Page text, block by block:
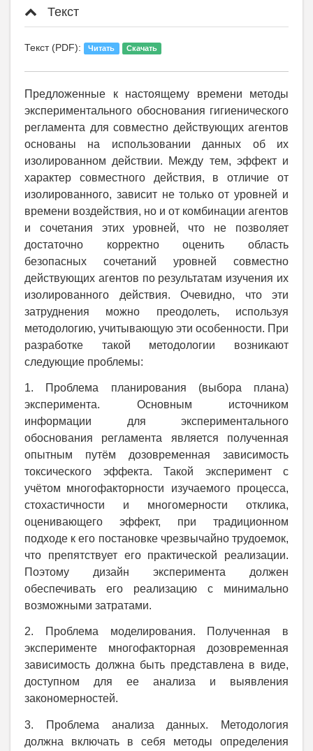
Текст
Текст (PDF): Читать Скачать
Предложенные к настоящему времени методы
экспериментального обоснования гигиенического
регламента для совместно действующих агентов
основаны на использовании данных об их
изолированном действии. Между тем, эффект и
характер совместного действия, в отличие от
изолированного, зависит не только от уровней и
времени воздействия, но и от комбинации агентов
и сочетания этих уровней, что не позволяет
достаточно корректно оценить область
безопасных сочетаний уровней совместно
действующих агентов по результатам изучения их
изолированного действия. Очевидно, что эти
затруднения можно преодолеть, используя
методологию, учитывающую эти особенности. При
разработке такой методологии возникают
следующие проблемы:
1. Проблема планирования (выбора плана)
эксперимента. Основным источником
информации для экспериментального
обоснования регламента является полученная
опытным путём дозовременная зависимость
токсического эффекта. Такой эксперимент с
учётом многофакторности изучаемого процесса,
стохастичности и многомерности отклика,
оценивающего эффект, при традиционном
подходе к его постановке чрезвычайно трудоемок,
что препятствует его практической реализации.
Поэтому дизайн эксперимента должен
обеспечивать его реализацию с минимально
возможными затратами.
2. Проблема моделирования. Полученная в
эксперименте многофакторная дозовременная
зависимость должна быть представлена в виде,
доступном для ее анализа и выявления
закономерностей.
3. Проблема анализа данных. Методология
должна включать в себя методы определения